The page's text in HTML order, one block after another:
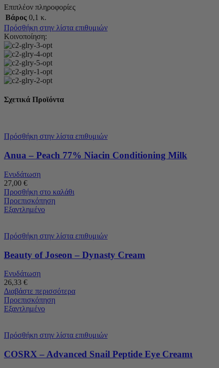
Επιπλέον πληροφορίες
Βάρος 0,1 κ.
Πρόσθήκη στην λίστα επιθυμιών
Κοινοποίηση:
Σχετικά Προϊόντα
Πρόσθήκη στην λίστα επιθυμιών
Anua – Peach 77% Niacin Conditioning Milk
Ενυδάτωση
27,00 €
Προσθήκη στο καλάθι
Προεπισκόπηση
Εξαντλημένο
Πρόσθήκη στην λίστα επιθυμιών
Beauty of Joseon – Dynasty Cream
Ενυδάτωση
26,33 €
Διαβάστε περισσότερα
Προεπισκόπηση
Εξαντλημένο
Πρόσθήκη στην λίστα επιθυμιών
COSRX – Advanced Snail Peptide Eye Creamι